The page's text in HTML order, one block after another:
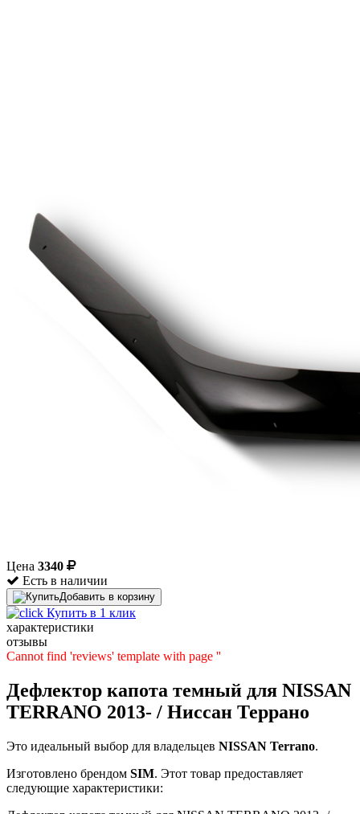
Цена 3340
Есть в наличии
Добавить в корзину
Купить в 1 клик
характеристики
отзывы
Cannot find 'reviews' template with page ''
Дефлектор капота темный для NISSAN
TERRANO 2013- / Ниссан Террано
Это идеальный выбор для владельцев NISSAN Terrano.
Изготовлено брендом SIM. Этот товар предоставляет
следующие характеристики: